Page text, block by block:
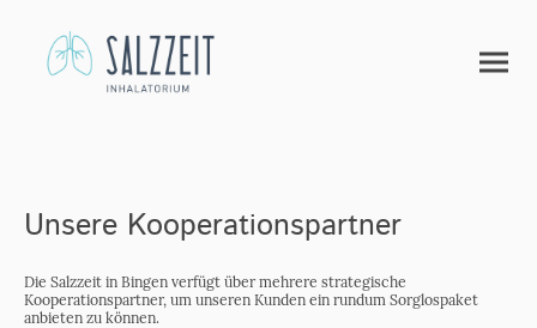
Unsere Kooperationspartner
Die Salzzeit in Bingen verfügt über mehrere strategische
Kooperationspartner, um unseren Kunden ein rundum Sorglospaket
anbieten zu können.